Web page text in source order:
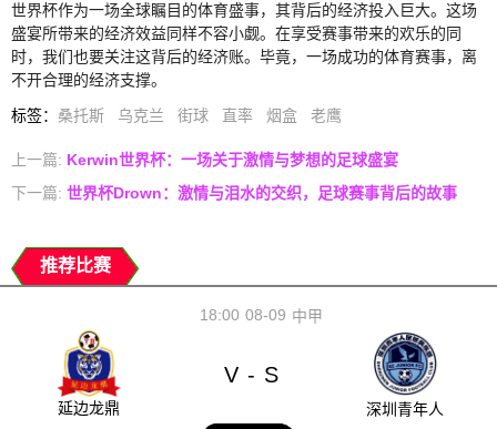
世界杯作为一场全球瞩目的体育盛事，其背后的经济投入巨大。这场
盛宴所带来的经济效益同样不容小觑。在享受赛事带来的欢乐的同
时，我们也要关注这背后的经济账。毕竟，一场成功的体育赛事，离
不开合理的经济支撑。
标签： 桑托斯 乌克兰 街球 直率 烟盒 老鹰
上一篇: Kerwin世界杯：一场关于激情与梦想的足球盛宴
下一篇: 世界杯Drown：激情与泪水的交织，足球赛事背后的故事
推荐比赛
08-09
18:00 中甲
延边龙鼎
V - S
深圳青年人